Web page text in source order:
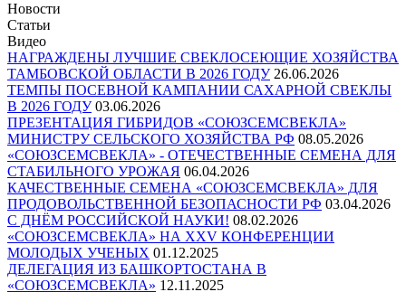
Новости
Статьи
Видео
НАГРАЖДЕНЫ ЛУЧШИЕ СВЕКЛОСЕЮЩИЕ ХОЗЯЙСТВА
ТАМБОВСКОЙ ОБЛАСТИ В 2026 ГОДУ 26.06.2026
ТЕМПЫ ПОСЕВНОЙ КАМПАНИИ САХАРНОЙ СВЕКЛЫ
В 2026 ГОДУ 03.06.2026
ПРЕЗЕНТАЦИЯ ГИБРИДОВ «СОЮЗСЕМСВЕКЛА»
МИНИСТРУ СЕЛЬСКОГО ХОЗЯЙСТВА РФ 08.05.2026
«СОЮЗСЕМСВЕКЛА» - ОТЕЧЕСТВЕННЫЕ СЕМЕНА ДЛЯ
СТАБИЛЬНОГО УРОЖАЯ 06.04.2026
КАЧЕСТВЕННЫЕ СЕМЕНА «СОЮЗСЕМСВЕКЛА» ДЛЯ
ПРОДОВОЛЬСТВЕННОЙ БЕЗОПАСНОСТИ РФ 03.04.2026
С ДНЁМ РОССИЙСКОЙ НАУКИ! 08.02.2026
«СОЮЗСЕМСВЕКЛА» НА XXV КОНФЕРЕНЦИИ
МОЛОДЫХ УЧЕНЫХ 01.12.2025
ДЕЛЕГАЦИЯ ИЗ БАШКОРТОСТАНА В
«СОЮЗСЕМСВЕКЛА» 12.11.2025